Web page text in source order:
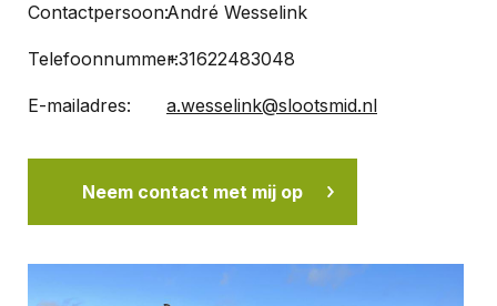
Contactpersoon:André Wesselink
Telefoonnummer:+31622483048
E-mailadres: a.wesselink@slootsmid.nl
Neem contact met mij op